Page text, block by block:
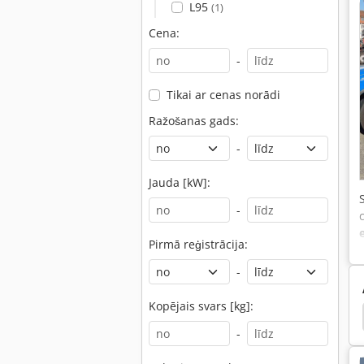
L95 (1)
Cena:
-
Tikai ar cenas norādi
Ražošanas gads:
-
Jauda [kW]:
-
Pirmā reģistrācija:
-
Kopējais svars [kg]:
-
Dadzis Krāvējs Edivu Krāvējs